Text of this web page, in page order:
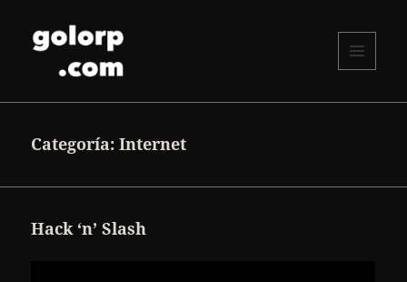
WIDGETS
Categoría:Internet
Hack ‘n’ Slash